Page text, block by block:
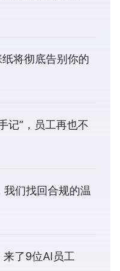
将彻底告别你的
记”，员工再也不
们找回合规的温
了9位AI员工